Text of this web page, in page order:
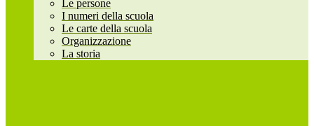
Le persone
I numeri della scuola
Le carte della scuola
Organizzazione
La storia